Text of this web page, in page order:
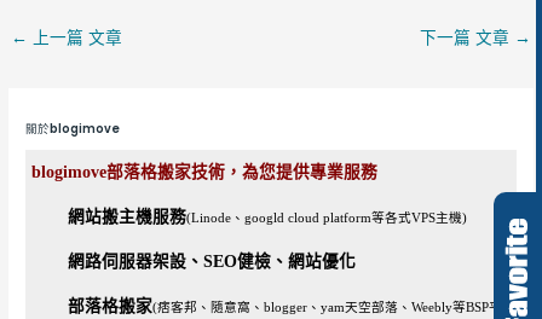
← 上一篇 文章 下一篇 文章 →
關於blogimove
blogimove部落格搬家技術，為您提供專業服務
網站搬主機服務(Linode、googld cloud platform等各式VPS主機)
網路伺服器架設、SEO健檢、網站優化
部落格搬家(痞客邦、隨意窩、blogger、yam天空部落、Weebly等BSP平